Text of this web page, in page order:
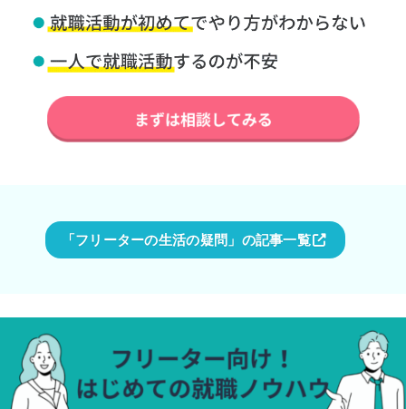
「フリーターの生活の疑問」の記事一覧